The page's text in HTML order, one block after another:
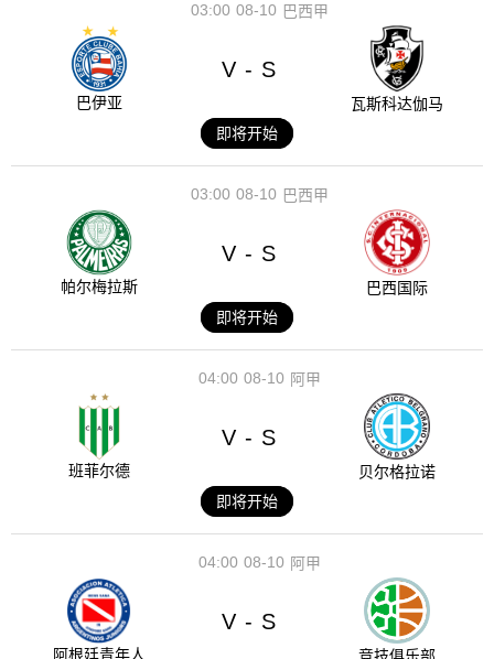
08-10
03:00 巴西甲
巴伊亚
V - S
瓦斯科达伽马
即将开始
08-10
03:00 巴西甲
帕尔梅拉斯
V - S
巴西国际
即将开始
08-10
04:00 阿甲
班菲尔德
V - S
贝尔格拉诺
即将开始
08-10
04:00 阿甲
阿根廷青年人
V - S